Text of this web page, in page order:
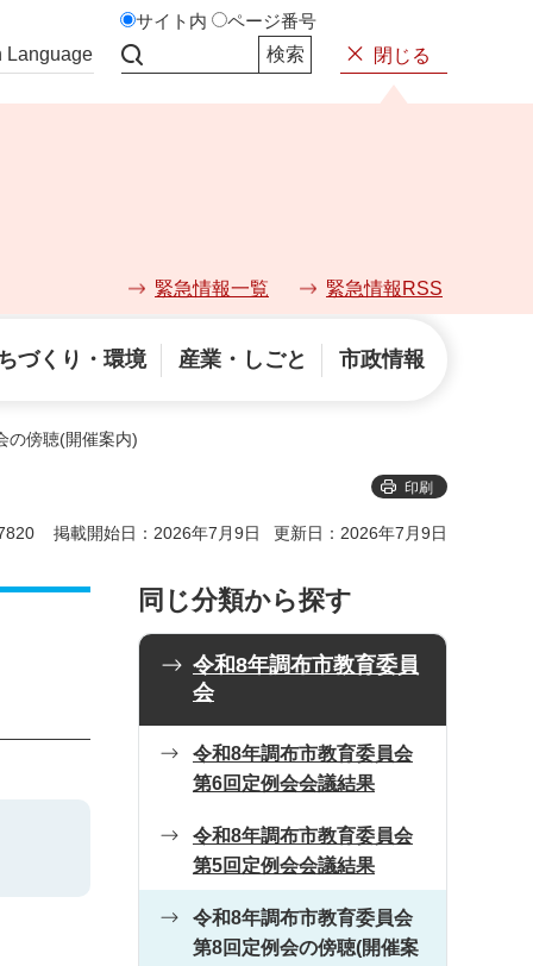
Language
サイト内 ページ番号
閉じる
緊急情報一覧 緊急情報RSS
づくり・環境 産業・しごと 市政情報
の傍聴(開催案内)
印刷
掲載開始日：2026年7月9日 更新日：2026年7月9日
同じ分類から探す
令和8年調布市教育委員
会
令和8年調布市教育委員会
第6回定例会会議結果
令和8年調布市教育委員会
第5回定例会会議結果
令和8年調布市教育委員会
第8回定例会の傍聴(開催案